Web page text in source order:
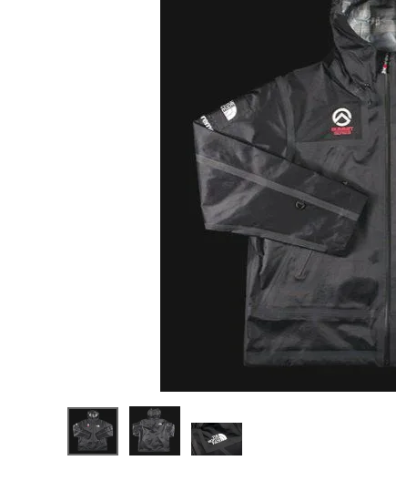
ジャケット・アウター
キャップ・ハット